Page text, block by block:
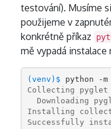
testování). Musíme
použijeme v
konkrétně příkaz
mě vypadá instalace
(venv)$
Collecting pyglet
Downloading
Installing
Successfully